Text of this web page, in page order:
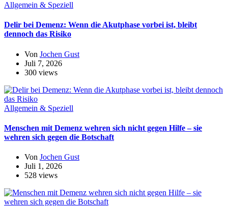
Allgemein & Speziell
Delir bei Demenz: Wenn die Akutphase vorbei ist, bleibt
dennoch das Risiko
Von Jochen Gust
Juli 7, 2026
300 views
Allgemein & Speziell
Menschen mit Demenz wehren sich nicht gegen Hilfe – sie
wehren sich gegen die Botschaft
Von Jochen Gust
Juli 1, 2026
528 views